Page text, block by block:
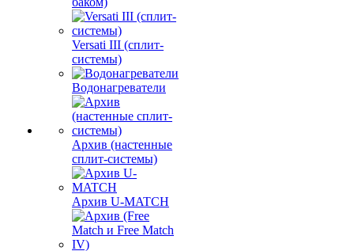
Versati III (сплит-
системы)
Водонагреватели
Архив (настенные
сплит-системы)
Архив U-MATCH